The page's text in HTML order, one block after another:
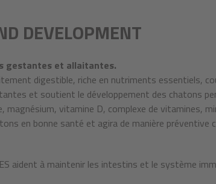
DEVELOPMENT
gestantes et allaitantes.
digestible, riche en nutriments essentiels,
et soutient le développement des chatons
magnésium, vitamine D, complexe de vitamines,
en bonne santé et agira de manière préventive
aident à maintenir les intestins et le système